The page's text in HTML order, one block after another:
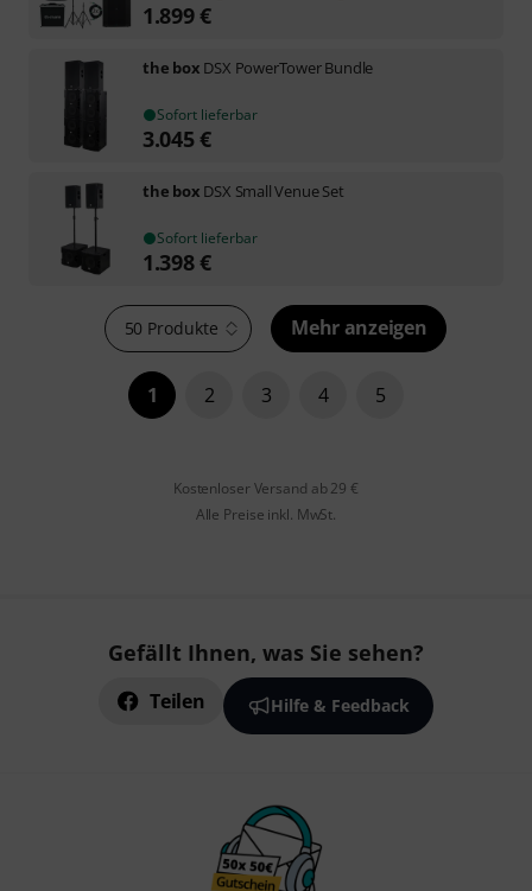
1.899€
the box DSX PowerTower Bundle
Sofort lieferbar
3.045€
the box DSX Small Venue Set
Sofort lieferbar
1.398€
50 Produkte Mehr anzeigen
1 2 3 4 5
Kostenloser Versand ab 29 €
Alle Preise inkl. MwSt.
Gefällt Ihnen, was Sie sehen?
Teilen Hilfe & Feedback